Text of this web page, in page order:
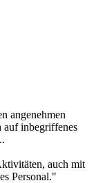
angenehmen
auf inbegriffenes
auch mit
Personal."